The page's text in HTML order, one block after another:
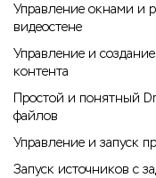
Управление окнами и
видеостене
Управление и
контента
Простой и понятный
файлов
Управление и запуск
Запуск источников с